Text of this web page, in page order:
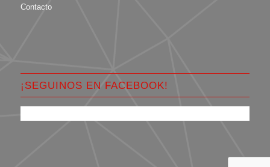
Contacto
¡SEGUINOS EN FACEBOOK!